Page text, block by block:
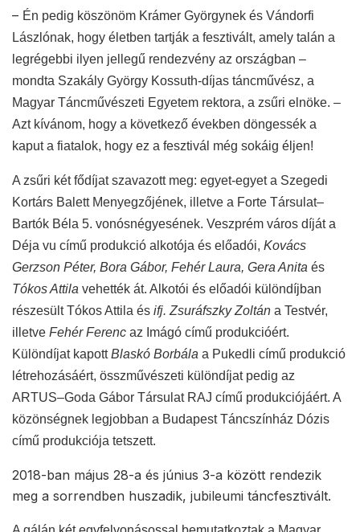
– Én pedig köszönöm Krámer Györgynek és Vándorfi
Lászlónak, hogy életben tartják a fesztivált, amely talán a
legrégebbi ilyen jellegű rendezvény az országban –
mondta Szakály György Kossuth-díjas táncművész, a
Magyar Táncművészeti Egyetem rektora, a zsűri elnöke. –
Azt kívánom, hogy a következő években döngessék a
kaput a fiatalok, hogy ez a fesztivál még sokáig éljen!
A zsűri két fődíjat szavazott meg: egyet-egyet a Szegedi
Kortárs Balett Menyegzőjének, illetve a Forte Társulat–
Bartók Béla 5. vonósnégyesének. Veszprém város díját a
Déja vu című produkció alkotója és előadói, Kovács
Gerzson Péter, Bora Gábor, Fehér Laura, Gera Anita és
Tókos Attila vehették át. Alkotói és előadói különdíjban
részesült Tókos Attila és ifj. Zsuráfszky Zoltán a Testvér,
illetve Fehér Ferenc az Imágó című produkcióért.
Különdíjat kapottBlaskó Borbála a Pukedli című produkció
létrehozásáért, összművészeti különdíjat pedig az
ARTUS–Goda Gábor Társulat RAJ című produkciójáért. A
közönségnek legjobban a Budapest Táncszínház Dózis
című produkciója tetszett.
2018-ban május 28-a és június 3-a között rendezik
meg a sorrendben huszadik, jubileumi táncfesztivált.